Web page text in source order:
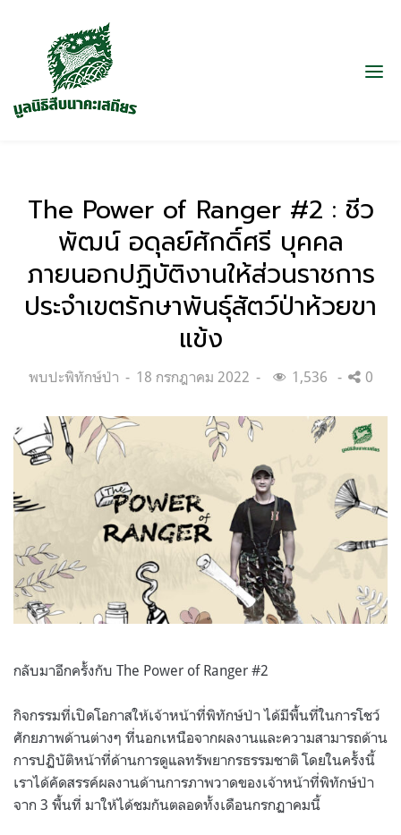
The Power of Ranger #2 : ชีว
พัฒน์ อดุลย์ศักดิ์ศรี บุคคล
ภายนอกปฏิบัติงานให้ส่วนราชการ
ประจำเขตรักษาพันธุ์สัตว์ป่าห้วยขา
แข้ง
Categories:
พบปะพิทักษ์ป่า
Posted
18 กรกฎาคม 2022 1,536 0
กลับมาอีกครั้งกับ The Power of Ranger #2
กิจกรรมที่เปิดโอกาสให้เจ้าหน้าที่พิทักษ์ป่า ได้มีพื้นที่ในการโชว์
ศักยภาพด้านต่างๆ ที่นอกเหนือจากผลงานและความสามารถด้าน
การปฏิบัติหน้าที่ด้านการดูแลทรัพยากรธรรมชาติ โดยในครั้งนี้
เราได้คัดสรรค์ผลงานด้านการภาพวาดของเจ้าหน้าที่พิทักษ์ป่า
จาก 3 พื้นที่ มาให้ได้ชมกันตลอดทั้งเดือนกรกฏาคมนี้